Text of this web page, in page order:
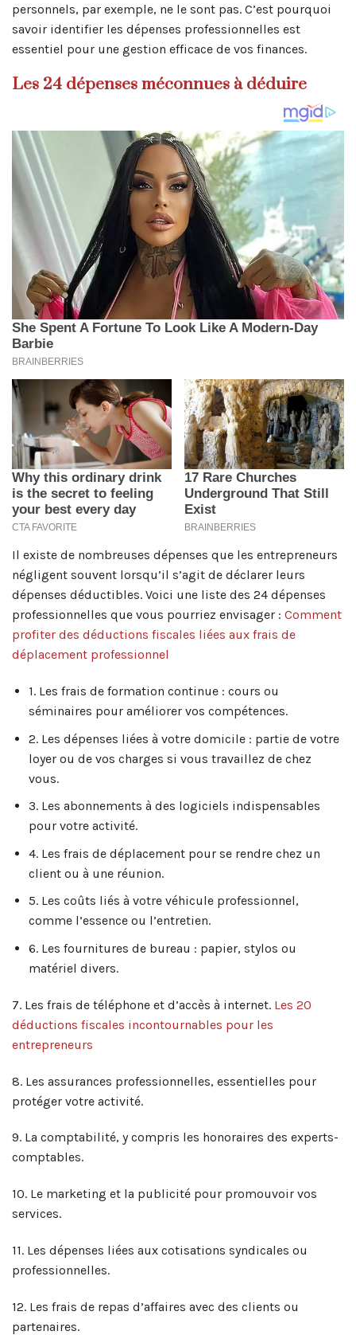
personnels, par exemple, ne le sont pas. C’est pourquoi
savoir identifier les dépenses professionnelles est
essentiel pour une gestion efficace de vos finances.
Les 24 dépenses méconnues à déduire
Il existe de nombreuses dépenses que les entrepreneurs
négligent souvent lorsqu’il s’agit de déclarer leurs
dépenses déductibles. Voici une liste des 24 dépenses
professionnelles que vous pourriez envisager : Comment
profiter des déductions fiscales liées aux frais de
déplacement professionnel
1. Les frais de formation continue : cours ou
séminaires pour améliorer vos compétences.
2. Les dépenses liées à votre domicile : partie de votre
loyer ou de vos charges si vous travaillez de chez
vous.
3. Les abonnements à des logiciels indispensables
pour votre activité.
4. Les frais de déplacement pour se rendre chez un
client ou à une réunion.
5. Les coûts liés à votre véhicule professionnel,
comme l’essence ou l’entretien.
6. Les fournitures de bureau : papier, stylos ou
matériel divers.
7. Les frais de téléphone et d’accès à internet. Les 20
déductions fiscales incontournables pour les
entrepreneurs
8. Les assurances professionnelles, essentielles pour
protéger votre activité.
9. La comptabilité, y compris les honoraires des experts-
comptables.
10. Le marketing et la publicité pour promouvoir vos
services.
11. Les dépenses liées aux cotisations syndicales ou
professionnelles.
12. Les frais de repas d’affaires avec des clients ou
partenaires.